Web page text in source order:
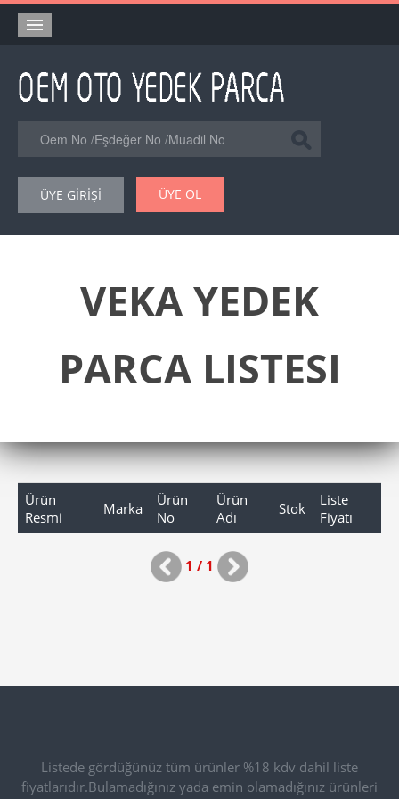
Orjinal Yedek Parça
Eşdeğer Muadil Yedek Parça
Şase Numarası VIN Yedekparça Sorgulama
Hakkımızda
ÜYE GİRİŞİ ÜYE OL
VEKA YEDEK
PARCA LISTESI
Ürün
Resmi
Marka
Ürün
No
Ürün
Adı
Stok
Liste
Fiyatı
1 / 1
Listede gördüğünüz tüm ürünler %18 kdv dahil liste
fiyatlarıdır.Bulamadığınız yada emin olamadığınız ürünleri